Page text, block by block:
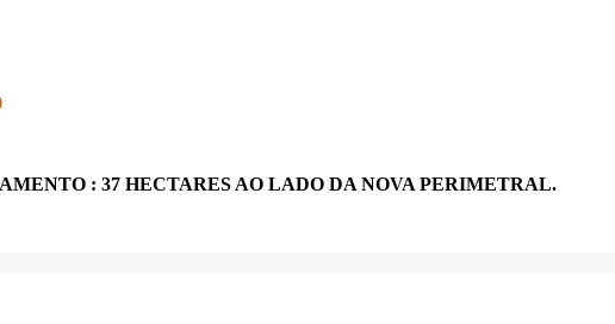
: 37 HECTARES AO LADO DA NOVA PERIMETRAL.